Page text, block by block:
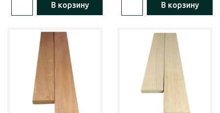
В корзину В корзину